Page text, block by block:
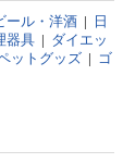
ール・洋酒 |
日
器具 | ダイエッ
ットグッズ | ゴ